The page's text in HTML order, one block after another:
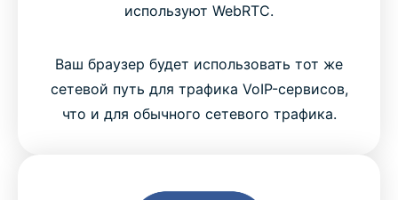
используют WebRTC.
Ваш браузер будет использовать тот же
сетевой путь для трафика VoIP-сервисов,
что и для обычного сетевого трафика.